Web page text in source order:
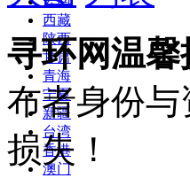
西藏
陕西
甘肃
青海
宁夏
新疆
台湾
香港
澳门
寻环网温馨
布者身份
损失！